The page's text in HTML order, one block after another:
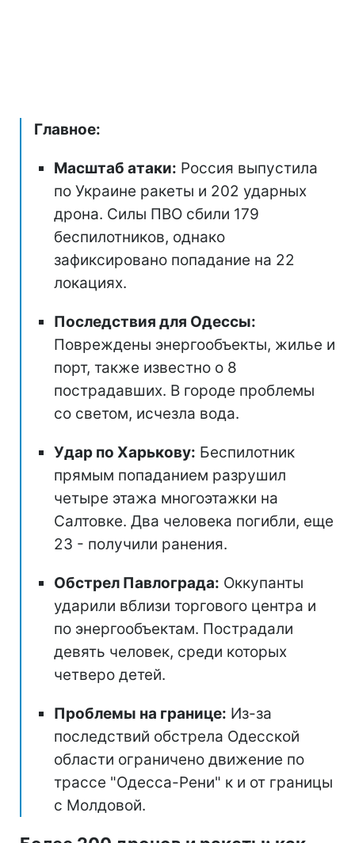
Главное:
Масштаб атаки: Россия выпустила
по Украине ракеты и 202 ударных
дрона. Силы ПВО сбили 179
беспилотников, однако
зафиксировано попадание на 22
локациях.
Последствия для Одессы:
Повреждены энергообъекты, жилье и
порт, также известно о 8
пострадавших. В городе проблемы
со светом, исчезла вода.
Удар по Харькову: Беспилотник
прямым попаданием разрушил
четыре этажа многоэтажки на
Салтовке. Два человека погибли, еще
23 - получили ранения.
Обстрел Павлограда: Оккупанты
ударили вблизи торгового центра и
по энергообъектам. Пострадали
девять человек, среди которых
четверо детей.
Проблемы на границе: Из-за
последствий обстрела Одесской
области ограничено движение по
трассе "Одесса-Рени" к и от границы
с Молдовой.